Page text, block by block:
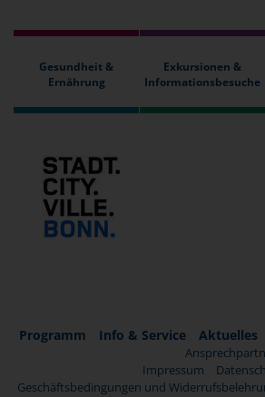
Gesundheit &
Ernährung
Exkursionen &
Informationsbesuche
Programm Info & Service Aktuelles
Impressum
Geschäftsbedingungen und